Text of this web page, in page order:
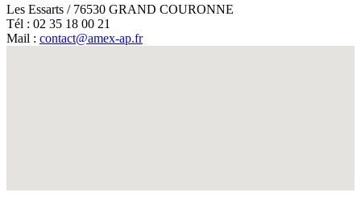
Les Essarts / 76530 GRAND COURONNE
Tél : 02 35 18 00 21
Mail : contact@amex-ap.fr